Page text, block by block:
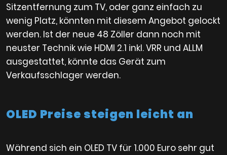
Sitzentfernung zum TV, oder ganz einfach zu
wenig Platz, könnten mit diesem Angebot gelockt
werden. Ist der neue 48 Zöller dann noch mit
neuster Technik wie HDMI 2.1 inkl. VRR und ALLM
ausgestattet, könnte das Gerät zum
Verkaufsschlager werden.
OLED Preise steigen leicht an
Während sich ein OLED TV für 1.000 Euro sehr gut